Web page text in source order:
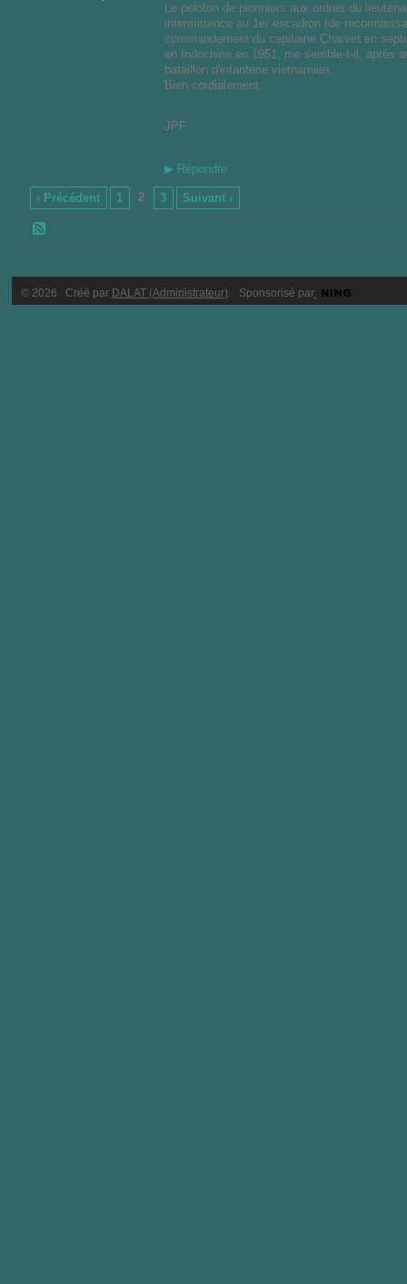
Le peloton de pionniers aux ordres du
intermittence au 1er escadron (de
commandement du capitaine Charvet en
en Indochine en 1951, me semble-t-il, après
bataillon d'infanterie vietnamien.
Bien cordialement.
JPF
▶ Répondre
‹ Précédent 1 2 3 Suivant ›
© 2026 Créé par DALAT (Administrateur) . Sponsorisé par